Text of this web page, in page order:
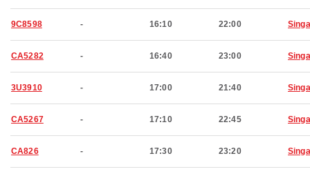
9C8598 - 16:10 22:00
CA5282 - 16:40 23:00
3U3910 - 17:00 21:40
CA5267 - 17:10 22:45
CA826 - 17:30 23:20